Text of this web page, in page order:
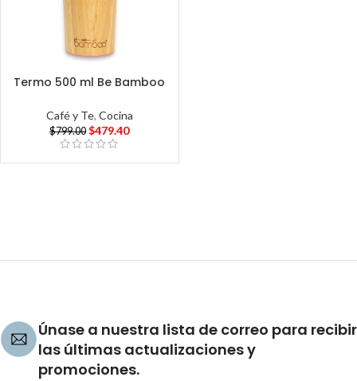
Termo 500 ml Be Bamboo
Café y Te, Cocina
$799.00 $479.40
Únase a nuestra lista de correo para recibir
las últimas actualizaciones y
promociones.